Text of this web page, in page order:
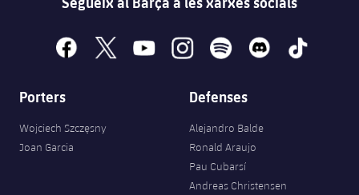
facebook
x youtubeinstagramspotify discord tiktok
Porters
Wojciech Szczęsny
Joan Garcia
Defenses
Alejandro Balde
Ronald Araujo
Pau Cubarsí
Andreas Christensen